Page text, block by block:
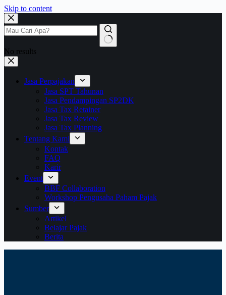
Skip to content
No results
Jasa Perpajakan
Jasa SPT Tahunan
Jasa Pendampingan SP2DK
Jasa Tax Retainer
Jasa Tax Review
Jasa Tax Planning
Tentang Kami
Kontak
FAQ
Karir
Event
BBF Collaboration
Workshop Pengusaha Paham Pajak
Sumber
Artikel
Belajar Pajak
Berita